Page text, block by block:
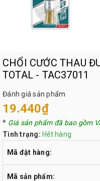
CHỔI CƯỚC THAU
TOTAL - TAC37011
Đánh giá sản phẩm
19.440₫
* Giá sản phẩm đã bao gồm
Tình trạng: Hết hàng
Mã đặt hàng:
Mã sản phẩm: